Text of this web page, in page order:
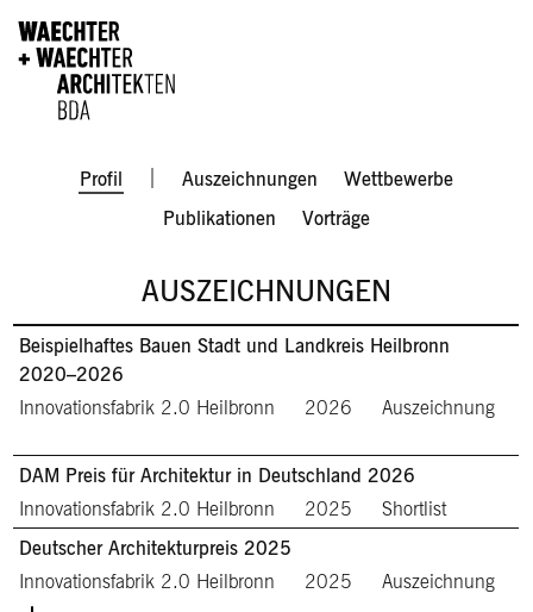
Profil Auszeichnungen
Wettbewerbe
Publikationen
Vorträge
AUSZEICHNUNGEN
Beispielhaftes Bauen Stadt und Landkreis Heilbronn
2020–2026
Innovationsfabrik 2.0 Heilbronn
2026 Auszeichnung
DAM Preis für Architektur in Deutschland 2026
Innovationsfabrik 2.0 Heilbronn
2025
Shortlist
Deutscher Architekturpreis 2025
Innovationsfabrik 2.0 Heilbronn
2025 Auszeichnung